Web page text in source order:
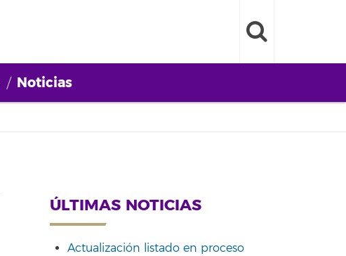
Noticias
ÚLTIMAS NOTICIAS
Actualización listado en proceso